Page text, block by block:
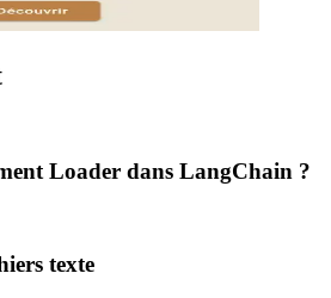
Loader dans LangChain ?
texte